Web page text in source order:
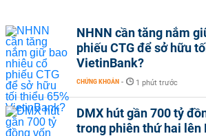
NHNN cần tăng nắm
phiếu CTG để sở hữu
VietinBank?
CHỨNG KHOÁN - 1 phút trước
DMX hút gần 700 tỷ
trong phiên thứ hai lên